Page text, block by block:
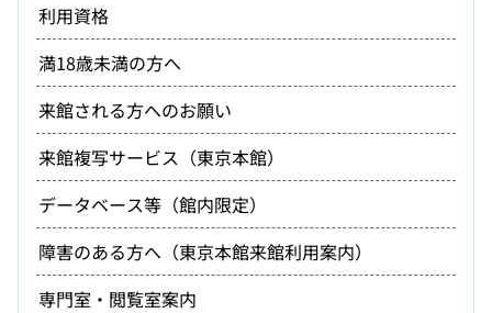
利用資格
満18歳未満の方へ
来館される方へのお願い
来館複写サービス（東京本館）
データベース等（館内限定）
障害のある方へ（東京本館来館利用案内）
専門室・閲覧室案内